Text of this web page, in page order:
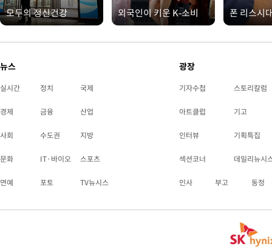
모두의 정신건강 외국인이 키운 K-소비 폰 리스시
뉴스
실시간 정치 국제
경제 금융 산업
사회 수도권 지방
문화 IT·바이오 스포츠
연예 포토 TV뉴시스
광장
기자수첩 스토리칼럼
아트클럽 기고
인터뷰 기획특집
섹션코너 데일리뉴시
인사 부고 동정